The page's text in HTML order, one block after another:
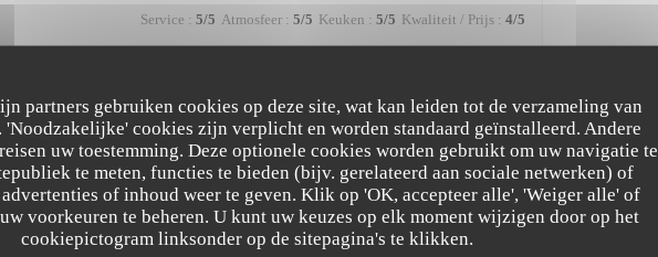
partners gebruiken cookies op deze site, wat kan leiden tot de verzameling van
'Noodzakelijke' cookies zijn verplicht en worden standaard geïnstalleerd. Andere
uw toestemming. Deze optionele cookies worden gebruikt om uw navigatie te
te meten, functies te bieden (bijv. gerelateerd aan sociale netwerken) of
of inhoud weer te geven. Klik op 'OK, accepteer alle', 'Weiger alle' of
voorkeuren te beheren. U kunt uw keuzes op elk moment wijzigen door op het
cookiepictogram linksonder op de sitepagina's te klikken.
Service : 5/5 Atmosfeer : 5/5 Keuken : 5/5 Kwaliteit / Prijs : 4/5
Service /5 Atmosfeer 5/5 Keuken /5 Kwaliteit / Prijs : 5/5